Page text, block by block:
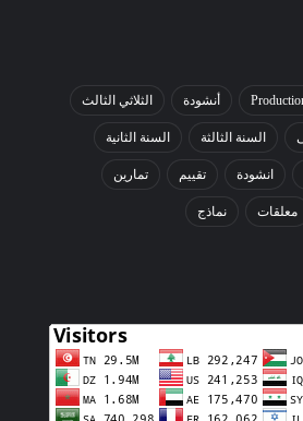
أنشودة الثلاثي الثالث
السنة الثالثة السنة الثانية
انشودة تقييم تمارين
معلقات نماذج